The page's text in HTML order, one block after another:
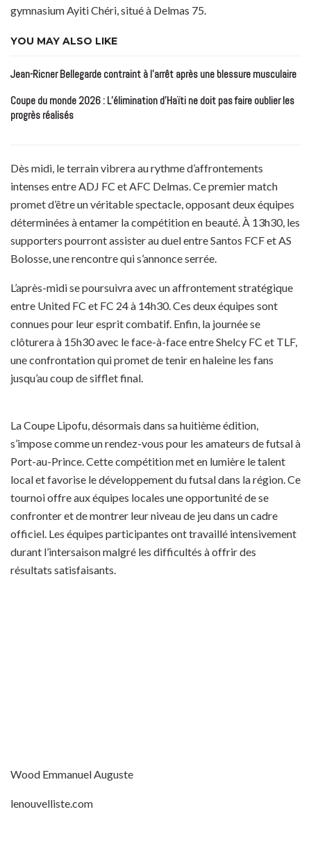
gymnasium Ayiti Chéri, situé à Delmas 75.
YOU MAY ALSO LIKE
Jean-Ricner Bellegarde contraint à l’arrêt après une blessure musculaire
Coupe du monde 2026 : L’élimination d’Haïti ne doit pas faire oublier les
progrès réalisés
Dès midi, le terrain vibrera au rythme d’affrontements
intenses entre ADJ FC et AFC Delmas. Ce premier match
promet d’être un véritable spectacle, opposant deux équipes
déterminées à entamer la compétition en beauté. À 13h30, les
supporters pourront assister au duel entre Santos FCF et AS
Bolosse, une rencontre qui s’annonce serrée.
L’après-midi se poursuivra avec un affrontement stratégique
entre United FC et FC 24 à 14h30. Ces deux équipes sont
connues pour leur esprit combatif. Enfin, la journée se
clôturera à 15h30 avec le face-à-face entre Shelcy FC et TLF,
une confrontation qui promet de tenir en haleine les fans
jusqu’au coup de sifflet final.
La Coupe Lipofu, désormais dans sa huitième édition,
s’impose comme un rendez-vous pour les amateurs de futsal à
Port-au-Prince. Cette compétition met en lumière le talent
local et favorise le développement du futsal dans la région. Ce
tournoi offre aux équipes locales une opportunité de se
confronter et de montrer leur niveau de jeu dans un cadre
officiel. Les équipes participantes ont travaillé intensivement
durant l’intersaison malgré les difficultés à offrir des
résultats satisfaisants.
Wood Emmanuel Auguste
lenouvelliste.com